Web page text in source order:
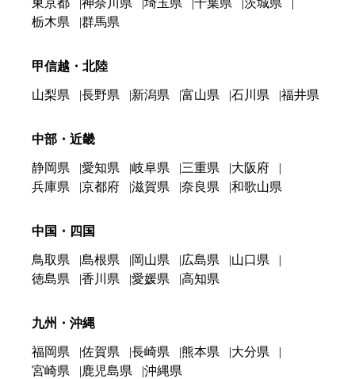
東京都 神奈川県 埼玉県 千葉県
茨城県
栃木県
群馬県
甲信越・北陸
山梨県 長野県 新潟県 富山県 石川県 福井県
中部・近畿
静岡県 愛知県 岐阜県 三重県
大阪府
兵庫県
京都府 滋賀県 奈良県 和歌山県
中国・四国
鳥取県 島根県 岡山県 広島県
山口県
徳島県
香川県 愛媛県 高知県
九州・沖縄
福岡県 佐賀県 長崎県 熊本県
大分県
宮崎県
鹿児島県 沖縄県